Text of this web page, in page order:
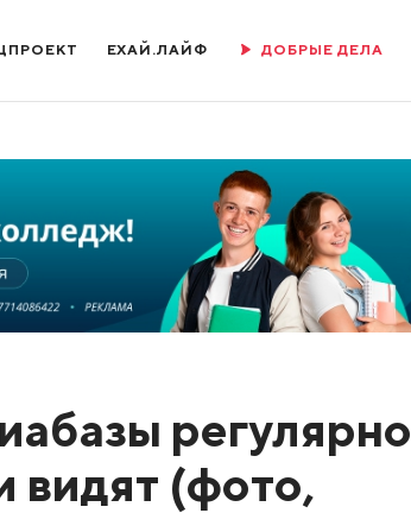
ЕХАЙ.ЛАЙФ ДОБРЫЕ ДЕЛА
регулярно
видят (фото,